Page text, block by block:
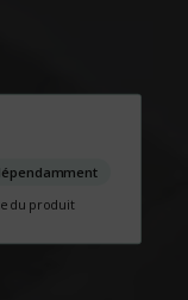
du produit